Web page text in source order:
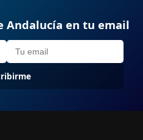
Andalucía en tu email